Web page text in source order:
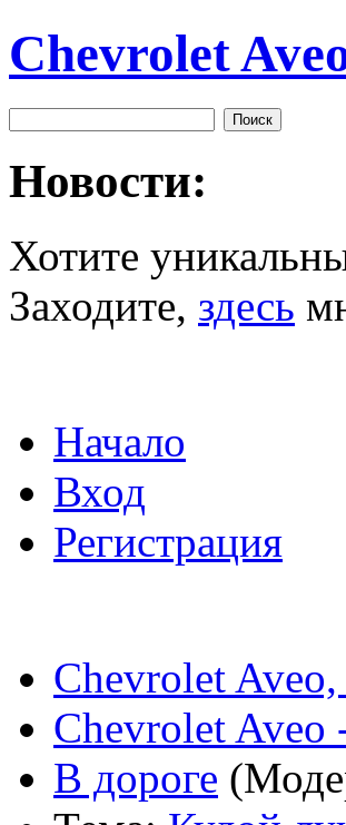
Chevrolet
Новости:
Хотите
Заходите, здесь
Начало
Вход
Регистрация
Chevrolet
Chevrolet Aveo
В дороге